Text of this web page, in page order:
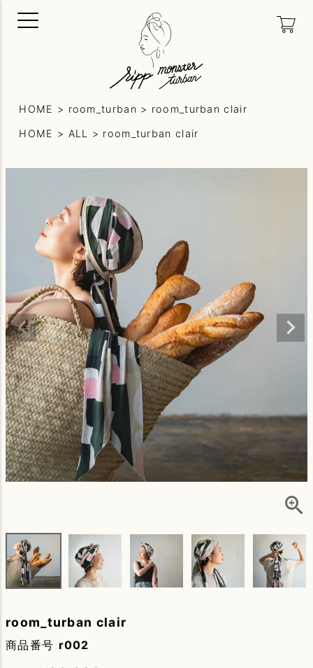
HOME room_turban room_turban clair
HOME ALL room_turban clair
room_turban clair
商品番号 r002